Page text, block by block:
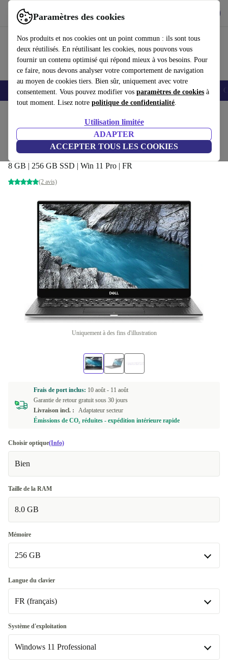
Paramètres des cookies
Nos produits et nos cookies ont un point commun : ils sont tous
deux réutilisés. En réutilisant les cookies, nous pouvons vous
fournir un contenu optimisé qui répond mieux à vos besoins. Pour
ce faire, nous devons analyser votre comportement de navigation
au moyen de cookies tiers. Bien sûr, uniquement avec votre
consentement. Vous pouvez modifier vos paramètres de cookies à
tout moment. Lisez notre politique de confidentialité.
Utilisation limitée
ADAPTER
ACCEPTER TOUS LES COOKIES
Utilisez refurbed rapidement et facilement
Smartphones Laptops Tablettes Montres connectées Accessoires
Dell XPS 13 7390 | i5-10210U |
13.3"
8 GB | 256 GB SSD | Win 11 Pro | FR
(2 avis)
309,99 €
Uniquement à des fins d'illustration
Frais de port inclus: 10 août - 11 août
Garantie de retour gratuit sous 30 jours
Livraison incl. :
Adaptateur secteur
Émissions de CO₂ réduites - expédition intérieure rapide
Choisir optique(Info)
Bien
Taille de la RAM
8.0 GB
Mémoire
256 GB
256 GB
Disponible dans d'autres variantes
512 GB | Détecteur d'empreinte, US (anglais américain)
2000 GB | Détecteur d'empreinte, US (anglais américain)
Langue du clavier
FR (français)
FR (français)
US (anglais américain) +130,01 €
Système d'exploitation
Windows 11 Professional